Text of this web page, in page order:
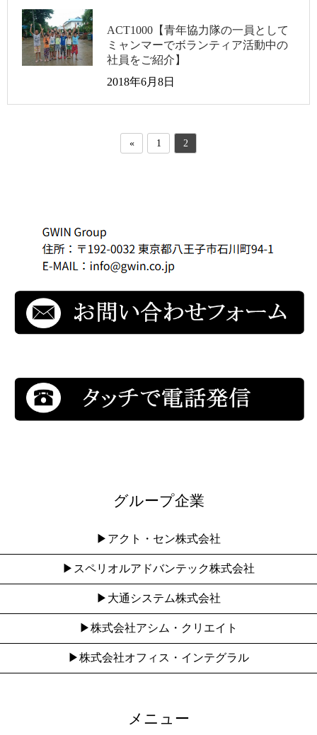
ACT1000【青年協力隊の一員として
ミャンマーでボランティア活動中の
社員をご紹介】
2018年6月8日
« 1 2
グループ企業
▶︎アクト・セン株式会社
▶︎スペリオルアドバンテック株式会社
▶︎大通システム株式会社
▶︎株式会社アシム・クリエイト
▶︎株式会社オフィス・インテグラル
メニュー